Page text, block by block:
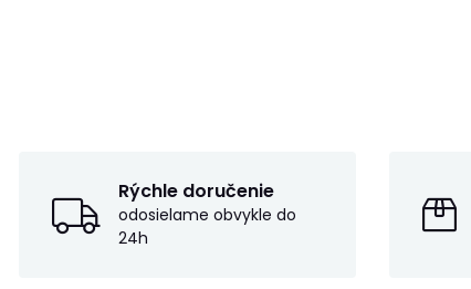
Rýchle doručenie
odosielame obvykle do
24h